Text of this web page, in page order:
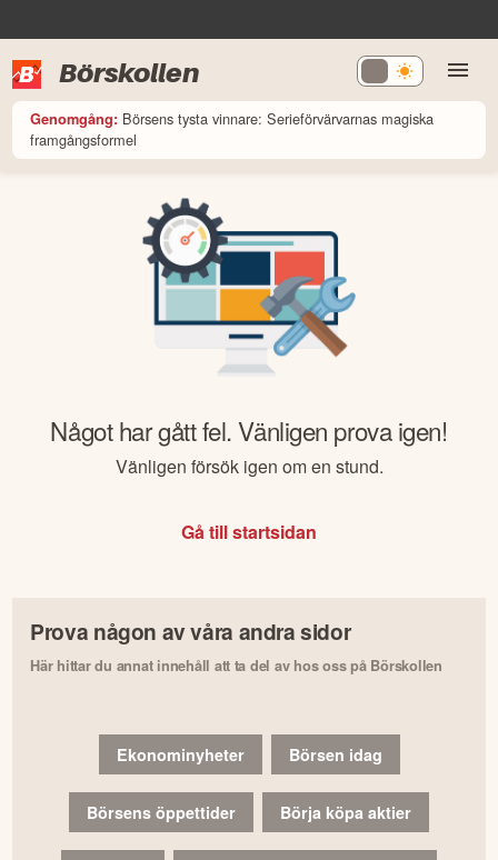
Börskollen
Genomgång: Börsens tysta vinnare: Serieförvärvarnas magiska
framgångsformel
Något har gått fel. Vänligen prova igen!
Vänligen försök igen om en stund.
Gå till startsidan
Prova någon av våra andra sidor
Här hittar du annat innehåll att ta del av hos oss på Börskollen
Ekonominyheter Börsen idag
Börsens öppettider Börja köpa aktier